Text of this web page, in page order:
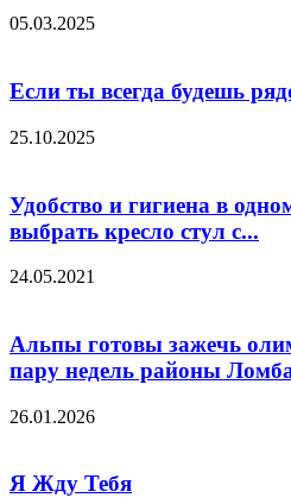
05.03.2025
Если ты всегда будешь
25.10.2025
Удобство и гигиена в
выбрать кресло стул с...
24.05.2021
Альпы готовы зажечь
пару недель районы
26.01.2026
Я Жду Тебя